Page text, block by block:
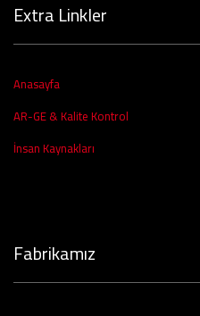
Extra Linkler
Anasayfa
AR-GE & Kalite Kontrol
İnsan Kaynakları
Fabrikamız